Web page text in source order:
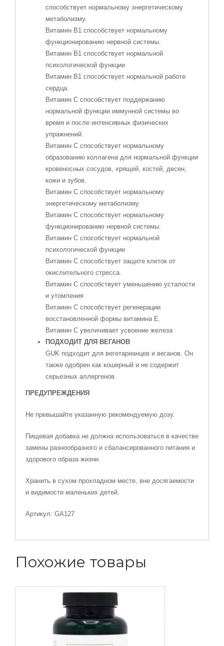
способствует нормальному энергетическому
метаболизму.
Витамин B1 способствует нормальному
функционированию нервной системы.
Витамин B1 способствует нормальной
психологической функции
Витамин B1 способствует нормальной работе
сердца.
Витамин С способствует поддержанию
нормальной функции иммунной системы во
время и после интенсивных физических
упражнений.
Витамин С способствует нормальному
образованию коллагена для нормальной функции
кровеносных сосудов, хрящей, костей, десен,
кожи и зубов.
Витамин С способствует нормальному
энергетическому метаболизму.
Витамин С способствует нормальному
функционированию нервной системы.
Витамин С способствует нормальной
психологической функции
Витамин С способствует защите клеток от
окислительного стресса.
Витамин С способствует уменьшению усталости
и утомления
Витамин С способствует регенерации
восстановленной формы витамина Е.
Витамин С увеличивает усвоение железа
ПОДХОДИТ ДЛЯ ВЕГАНОВ
GUK подходит для вегетарианцев и веганов. Он
также одобрен как кошерный и не содержит
серьезных аллергенов.
ПРЕДУПРЕЖДЕНИЯ
Не превышайте указанную рекомендуемую дозу.
Пищевая добавка не должна использоваться в качестве
замены разнообразного и сбалансированного питания и
здорового образа жизни.
Хранить в сухом прохладном месте, вне досягаемости
и видимости маленьких детей.
Артикул: GA127
Похожие товары